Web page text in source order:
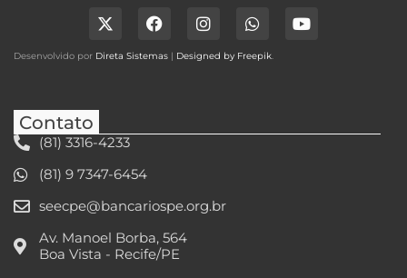
Desenvolvido por Direta Sistemas | Designed by Freepik.
Contato
(81) 3316-4233
(81) 9 7347-6454
seecpe@bancariospe.org.br
Av. Manoel Borba, 564
Boa Vista - Recife/PE